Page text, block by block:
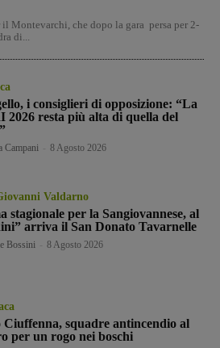
Montevarchi, che dopo la gara persa per 2-
di...
i consiglieri di opposizione: “La
2026 resta più alta di quella del
Campani 8 Agosto 2026
Valdarno
stagionale per la Sangiovannese, al
arriva il San Donato Tavarnelle
Bossini 8 Agosto 2026
squadre antincendio al
per un rogo nei boschi